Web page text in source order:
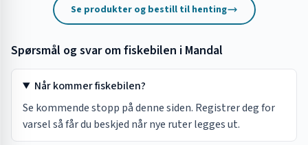
Se produkter og bestill til henting
Spørsmål og svar om fiskebilen i Mandal
Når kommer fiskebilen?
Se kommende stopp på denne siden. Registrer deg for
varsel så får du beskjed når nye ruter legges ut.